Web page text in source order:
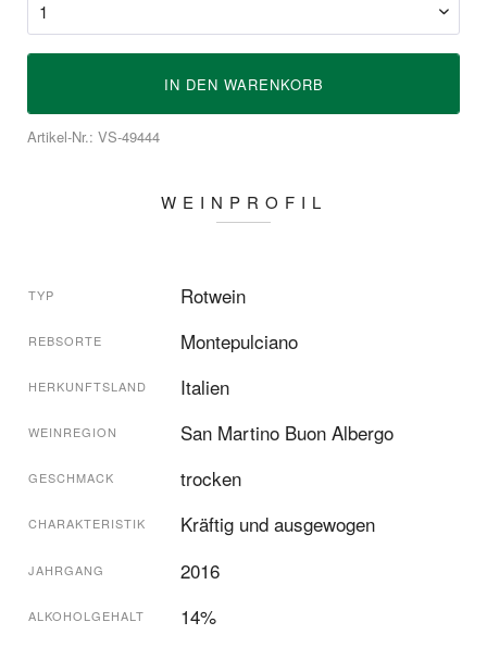
IN DEN WARENKORB
Artikel-Nr.: VS-49444
WEINPROFIL
TYP Rotwein
REBSORTE Montepulciano
HERKUNFTSLAND Italien
WEINREGION San Martino Buon Albergo
GESCHMACK trocken
CHARAKTERISTIK Kräftig und ausgewogen
JAHRGANG 2016
ALKOHOLGEHALT 14%